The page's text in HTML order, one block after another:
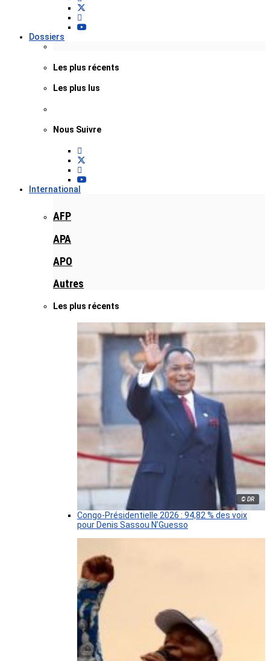
Dossiers
Les plus récents
Les plus lus
Nous Suivre
International
AFP
APA
APO
Autres
Les plus récents
© DR
Congo-Présidentielle 2026 : 94,82 % des voix
pour Denis Sassou N’Guesso